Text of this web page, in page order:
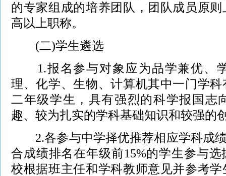
的专家组成的培养团队，团队成员原
高以上职称。
(二)学生遴选
1.报名参与对象应为品学兼优、
理、化学、生物、计算机其中一门学
二年级学生，具有强烈的科学报国志
趣、较为扎实的学科基础知识和较强的
2.各参与中学择优推荐相应学科成绩
合成绩排名在年级前15%的学生参与
校根据班主任和学科教师意见并参考